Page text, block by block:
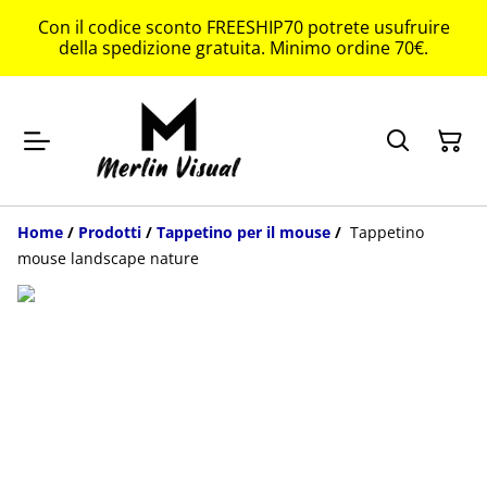
Con il codice sconto FREESHIP70 potrete usufruire
della spedizione gratuita. Minimo ordine 70€.
Home / Prodotti / Tappetino per il mouse / Tappetino
mouse landscape nature